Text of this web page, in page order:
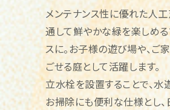
メンテナンス性に優れた人
通して鮮やかな緑を楽しめ
スに。お子様の遊び場や、ご
ごせる庭として活躍します。
立水栓を設置することで、水
お掃除にも便利な仕様とし